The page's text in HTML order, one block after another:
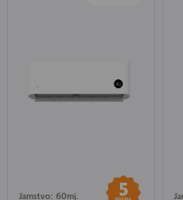
Jamstvo: 60mj.